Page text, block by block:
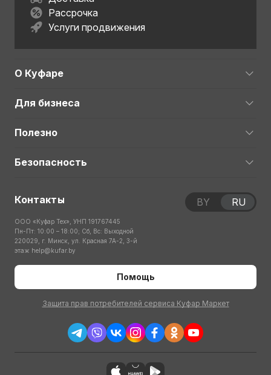
Рассрочка
Услуги продвижения
О Куфаре
Для бизнеса
Полезно
Безопасность
Контакты
ООО «Куфар Тех», УНП 191767445
Пн-Пт: 10:00 – 18:00; Сб, Вс: Выходной
220029, г. Минск, ул. Красная 7А-2, 3-й
этаж help@kufar.by
Помощь
Защита прав потребителей сервиса Куфар Маркет
BY RU